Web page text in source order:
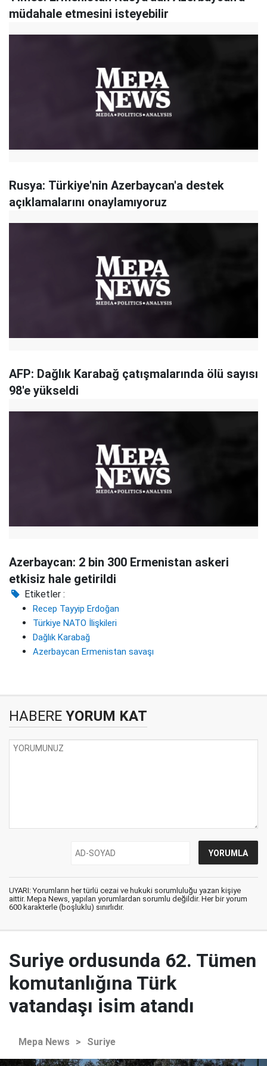
müdahale etmesini isteyebilir
Rusya: Türkiye'nin Azerbaycan'a destek
açıklamalarını onaylamıyoruz
AFP: Dağlık Karabağ çatışmalarında ölü sayısı
98'e yükseldi
Azerbaycan: 2 bin 300 Ermenistan askeri
etkisiz hale getirildi
Etiketler :
Recep Tayyip Erdoğan
Türkiye NATO İlişkileri
Dağlık Karabağ
Azerbaycan Ermenistan savaşı
HABERE YORUM KAT
UYARI: Yorumların her türlü cezai ve hukuki sorumluluğu yazan kişiye
aittir. Mepa News, yapılan yorumlardan sorumlu değildir. Her bir yorum
600 karakterle (boşluklu) sınırlıdır.
Suriye ordusunda 62. Tümen
komutanlığına Türk
vatandaşı isim atandı
Mepa News > Suriye